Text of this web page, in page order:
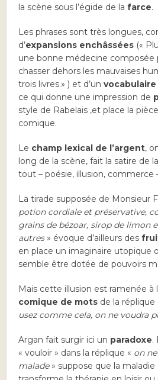
la scène sous l’égide de lafarce.
Les phrases sont très longues,
d’expansions enchâssées («
une bonne médecine composée
chasser dehors les mauvaises
trois livres.» ) et d’un
ce qui donne une impression de
style de Rabelais ,et place la
comique.
Le champ lexical de l’argent,
long de la scène, fait la satire de
tout – poésie, illusion, commerce
La tirade supposée de Monsieur
potion cordiale et préservative,
grains de bézoar, sirop de limon
autres» évoque d’ailleurs des
en place un imaginaire utopique
semble être dotée de pouvoirs
Mais cette illusion est ramenée à
comique de mots de la réplique
usez comme cela, on ne voudra
Argan fait surgir ici un paradoxe.
« vouloir » dans la réplique « on
malade» suppose que la maladie